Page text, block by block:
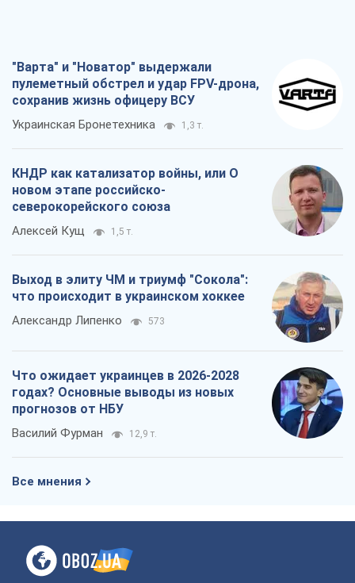
"Варта" и "Новатор" выдержали
пулеметный обстрел и удар FPV-дрона,
сохранив жизнь офицеру ВСУ
Украинская Бронетехника 1,3 т.
КНДР как катализатор войны, или О
новом этапе российско-
северокорейского союза
Алексей Кущ 1,5 т.
Выход в элиту ЧМ и триумф "Сокола":
что происходит в украинском хоккее
Александр Липенко 573
Что ожидает украинцев в 2026-2028
годах? Основные выводы из новых
прогнозов от НБУ
Василий Фурман 12,9 т.
Все мнения